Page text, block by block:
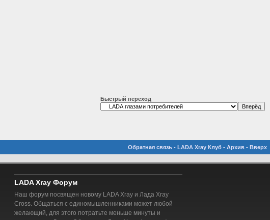
Быстрый переход
Обратная связь - LADA Xray Клуб - Архив - Вверх
LADA Xray Форум
Наш форум посвящен новому LADA Xray и Лада Xray
Cross. Общаться с единомышленниками может любой
желающий, для этого потратьте меньше минуты и